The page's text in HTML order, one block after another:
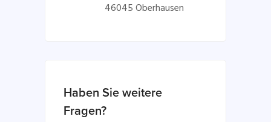
46045 Oberhausen
Haben Sie weitere
Fragen?